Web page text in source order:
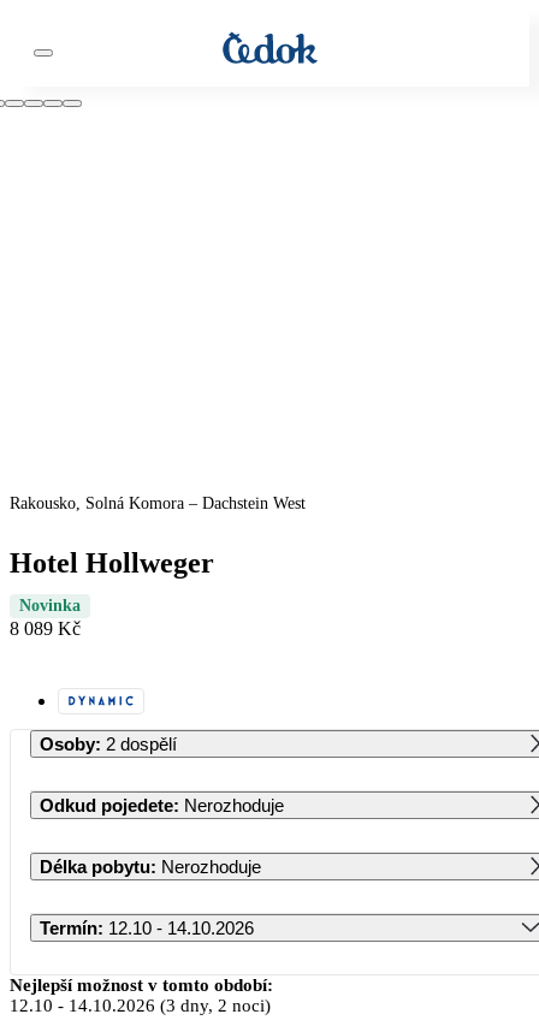
Rakousko, Solná Komora – Dachstein West
Hotel Hollweger
Novinka
8 089 Kč
Osoby: 2 dospělí
Odkud pojedete: Nerozhoduje
Délka pobytu: Nerozhoduje
Termín: 12.10 - 14.10.2026
Říjen 2026
Nejlepší možnost v tomto období:
12.10 - 14.10.2026 (3 dny, 2 noci)